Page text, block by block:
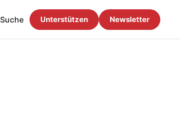
Suche Unterstützen Newsletter